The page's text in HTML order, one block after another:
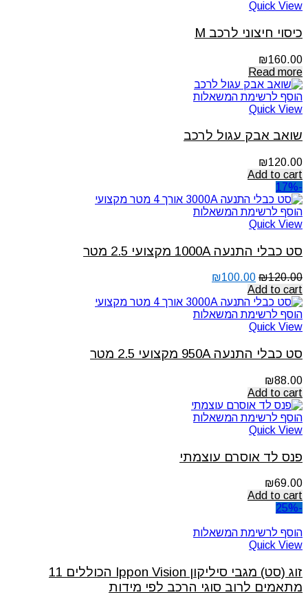
Quick View
כיסוי חיצוני לרכב M
₪160.00
Read more
הוסף לרשימת המשאלות
Quick View
שואב אבק עגול לרכב
₪120.00
Add to cart
-17%
הוסף לרשימת המשאלות
Quick View
סט כבלי התנעה 1000A מקצועי 2.5 מטר
₪120.00
₪100.00
Add to cart
הוסף לרשימת המשאלות
Quick View
סט כבלי התנעה 950A מקצועי 2.5 מטר
₪88.00
Add to cart
הוסף לרשימת המשאלות
Quick View
פנס לד אוסרם עוצמתי
₪69.00
Add to cart
-25%
הוסף לרשימת המשאלות
Quick View
זוג (סט) מגבי סיליקון Ippon Vision הכוללים 11
מתאמים לרוב סוגי הרכב לפי מידות